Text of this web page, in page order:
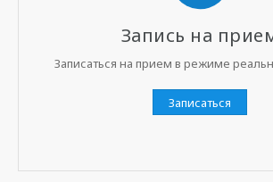
Запись на
Записаться на прием в режиме
Записаться